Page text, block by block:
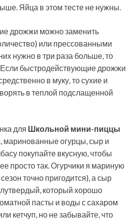
Яйца в этом тесте не нужны.
дрожжи можно заменить
или прессованными
нужно в три раза больше, то
Если быстродействующие дрожжи
в муку, то сухие и
в теплой подслащенной
для Школьной мини-пиццы
маринованные огурцы, сыр и
покупайте вкусную, чтобы
просто так. Огурчики я мариную
точно пригодится), а сыр
который хорошо
пасты и воды с сахаром
кетчуп, но не забывайте, что